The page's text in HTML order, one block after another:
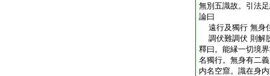
無別五識故。引法
論曰
遠行及獨行 無身
調伏難調伏 則解
釋曰。能縁一切境
名獨行。無身有二
内名空窟。識在身